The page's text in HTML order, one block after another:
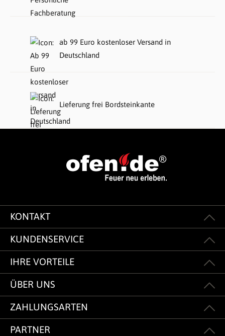
ab 99 Euro kostenloser Versand in
Deutschland
Lieferung frei Bordsteinkante
KONTAKT
KUNDENSERVICE
IHRE VORTEILE
ÜBER UNS
ZAHLUNGSARTEN
PARTNER